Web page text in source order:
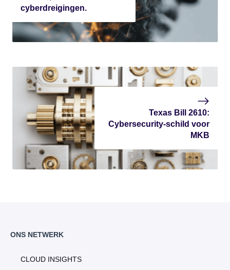
cyberdreigingen.
Texas Bill 2610:
Cybersecurity-schild voor
MKB
ONS NETWERK
CLOUD INSIGHTS